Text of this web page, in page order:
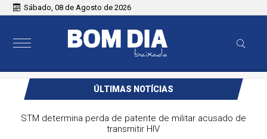
Sábado, 08 de Agosto de 2026
ÚLTIMAS NOTÍCIAS
STM determina perda de patente de militar acusado de
transmitir HIV